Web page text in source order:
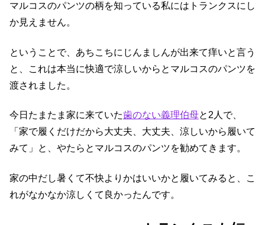
マルコスのパンツの柄を知っている私にはトランクスにし
か見えません。
ということで、あちこちにじんましんが出来て痒いと言う
と、これは本当に快適で涼しいからとマルコスのパンツを
渡されました。
今日たまたま家に来ていた歯のない義理伯母と2人で、
「家で履くだけだから大丈夫、大丈夫、涼しいから履いて
みて」と、やたらとマルコスのパンツを勧めてきます。
家の中だし暑くて不快よりかはいいかと履いてみると、こ
れがなかなか涼しくて良かったんです。